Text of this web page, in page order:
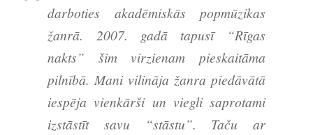
darboties akadēmiskās popmūzikas
žanrā. 2007. gadā tapusī “Rīgas
nakts” šim virzienam pieskaitāma
pilnībā. Mani vilināja žanra piedāvātā
iespēja vienkārši un viegli saprotami
izstāstīt savu “stāstu”. Taču ar